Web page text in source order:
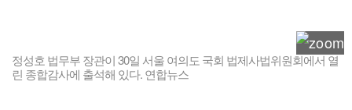
정성호 법무부 장관이 30일 서울 여의도 국회 법제사법위원회에서 열
린 종합감사에 출석해 있다. 연합뉴스